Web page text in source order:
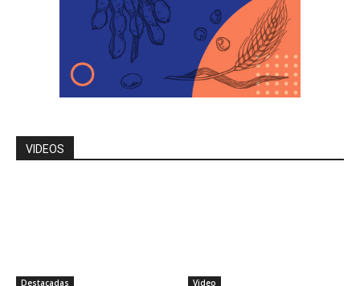
VIDEOS
Destacadas Video